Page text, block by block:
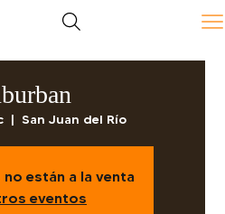
  |
San Juan del Río
están a la venta
eventos